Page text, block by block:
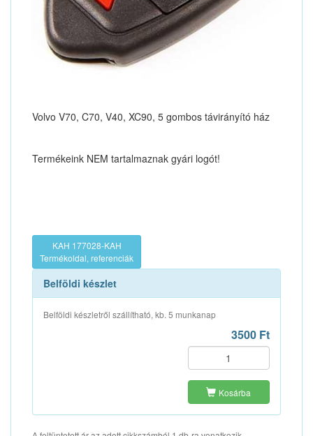
Volvo V70, C70, V40, XC90, 5 gombos távirányító ház
Termékeink NEM tartalmaznak gyári logót!
KAH 177028-KAH
Termékoldal, referenciák
Belföldi készlet
Belföldi készletről szállítható, kb. 5 munkanap
3500 Ft
Kosárba